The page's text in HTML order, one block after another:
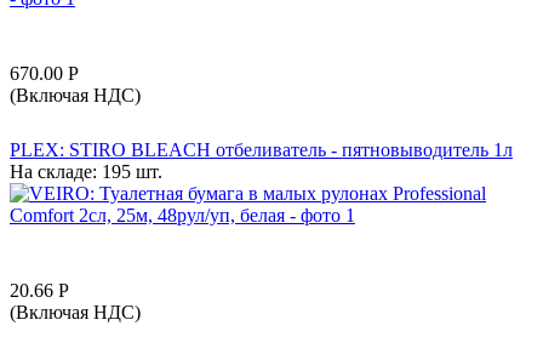
670.00 Р
(Включая НДС)
PLEX: STIRO BLEACH отбеливатель - пятновыводитель 1л
На складе: 195 шт.
20.66 Р
(Включая НДС)